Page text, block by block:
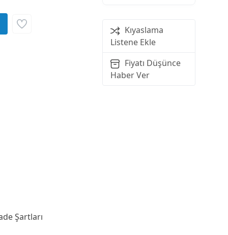
Kıyaslama
Listene Ekle
Fiyatı Düşünce
Haber Ver
Şartları